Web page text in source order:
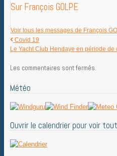
Sur François GOLPE
Voir tous les messages de François
Covid 19
Le Yacht Club Hendaye en période de
Les commentaires sont fermés.
Météo
Ouvrir le calendrier pour voir